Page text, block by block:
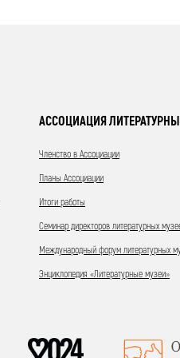
АССОЦИАЦИЯ
Членство в Ассоциации
Планы Ассоциации
Итоги работы
Семинар директоров литературных
Международный форум литературных
Энциклопедия «Литературные музеи»